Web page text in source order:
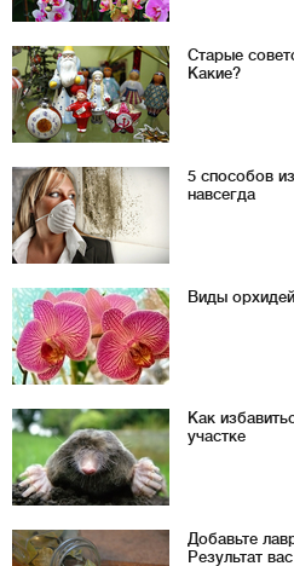
Старые
Какие?
5 способов
навсегда
Виды
Как
участке
Добавьте
Результат